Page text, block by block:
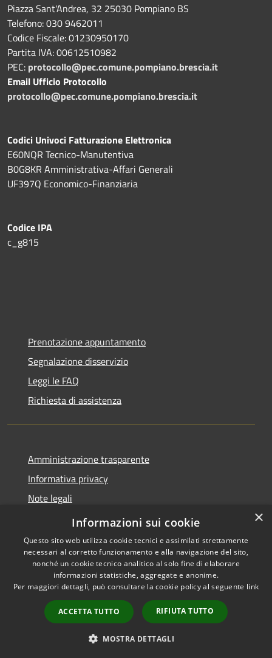
Piazza Sant'Andrea, 32 25030 Pompiano BS
Telefono: 030 9462011
Codice Fiscale: 01230950170
Partita IVA: 00612510982
PEC: protocollo@pec.comune.pompiano.brescia.it
Email Ufficio Protocollo
protocollo@pec.comune.pompiano.brescia.it
Codici Univoci Fatturazione Elettronica
E60NQR Tecnico-Manutentiva
B0G8KR Amministrativa-Affari Generali
UF397Q Economico-Finanziaria
Codice IPA
c_g815
Prenotazione appuntamento
Segnalazione disservizio
Leggi le FAQ
Richiesta di assistenza
Amministrazione trasparente
Informativa privacy
Note legali
Dichiarazione di accessibilità
Accessibilità
Copyright © 2026 • Comune di
Pompiano • Powered by
Municipium•
Accesso
redazione
×
Informazioni sui cookie
Questo sito web utilizza cookie tecnici e assimilati strettamente
necessari al corretto funzionamento e alla navigazione del sito,
nonché un cookie tecnico analitico al solo fine di elaborare
informazioni statistiche, aggregate e anonime.
Per maggiori dettagli, può consultare la cookie policy al seguente link
ACCETTA TUTTO RIFIUTA TUTTO
MOSTRA DETTAGLI